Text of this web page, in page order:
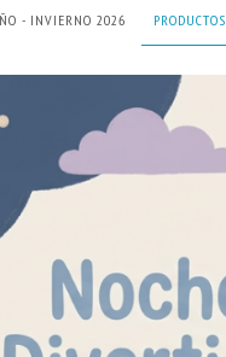
- INVIERNO 2026 PRODUCTOS